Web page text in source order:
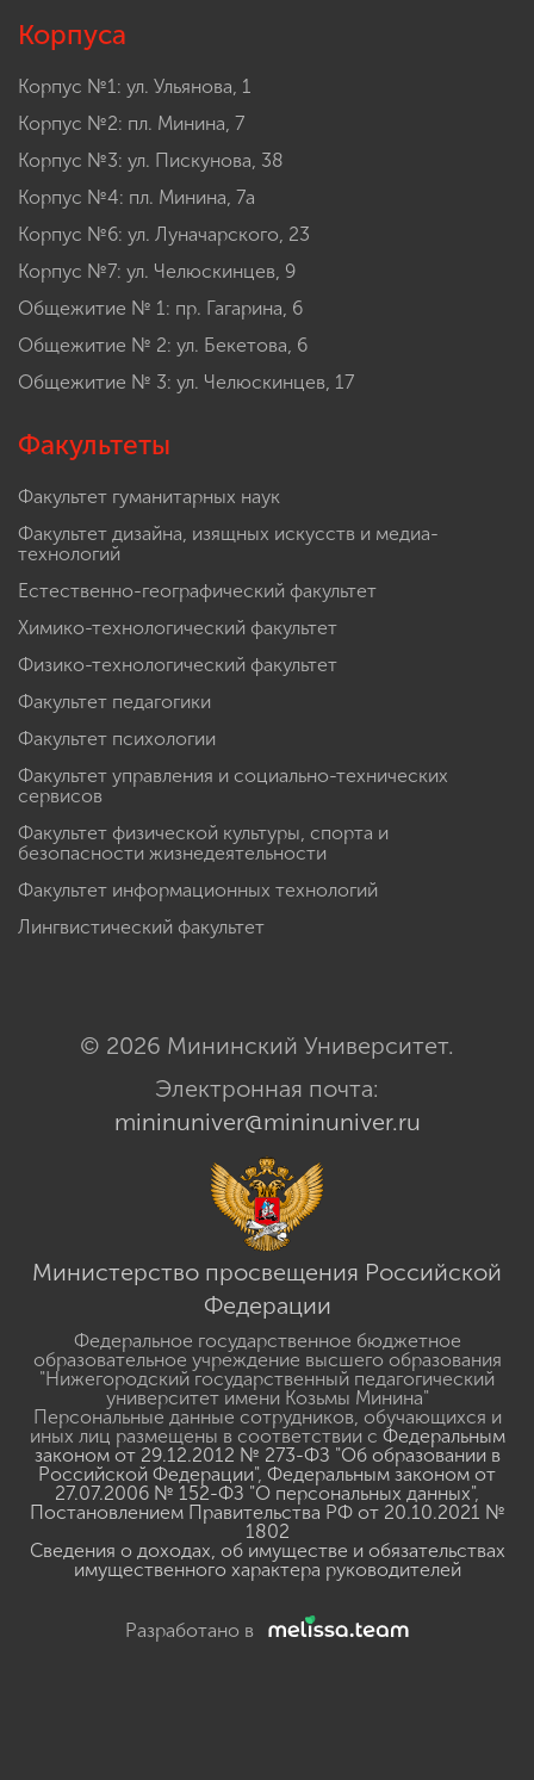
Корпуса
Корпус №1: ул. Ульянова, 1
Корпус №2: пл. Минина, 7
Корпус №3: ул. Пискунова, 38
Корпус №4: пл. Минина, 7а
Корпус №6: ул. Луначарского, 23
Корпус №7: ул. Челюскинцев, 9
Общежитие № 1: пр. Гагарина, 6
Общежитие № 2: ул. Бекетова, 6
Общежитие № 3: ул. Челюскинцев, 17
Факультеты
Факультет гуманитарных наук
Факультет дизайна, изящных искусств и медиа-
технологий
Естественно-географический факультет
Химико-технологический факультет
Физико-технологический факультет
Факультет педагогики
Факультет психологии
Факультет управления и социально-технических
сервисов
Факультет физической культуры, спорта и
безопасности жизнедеятельности
Факультет информационных технологий
Лингвистический факультет
© 2026 Мининский Университет.
Электронная почта:
mininuniver@mininuniver.ru
Министерство просвещения Российской
Федерации
Федеральное государственное бюджетное
образовательное учреждение высшего образования
"Нижегородский государственный педагогический
университет имени Козьмы Минина"
Персональные данные сотрудников, обучающихся и
иных лиц размещены в соответствии с Федеральным
законом от 29.12.2012 № 273-ФЗ "Об образовании в
Российской Федерации", Федеральным законом от
27.07.2006 № 152-ФЗ "О персональных данных",
Постановлением Правительства РФ от 20.10.2021 №
1802
Сведения о доходах, об имуществе и обязательствах
имущественного характера руководителей
Разработано в